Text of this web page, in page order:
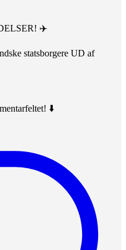
✈️
statsborgere UD af
⬇️